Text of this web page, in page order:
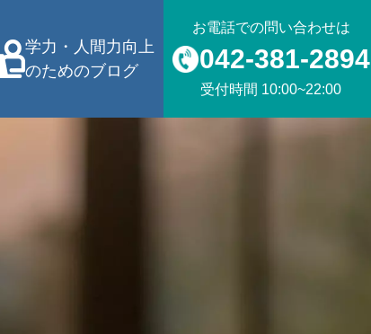
学力・人間力向上
のためのブログ
お電話での問い合わせは
042-381-2894
受付時間 10:00~22:00